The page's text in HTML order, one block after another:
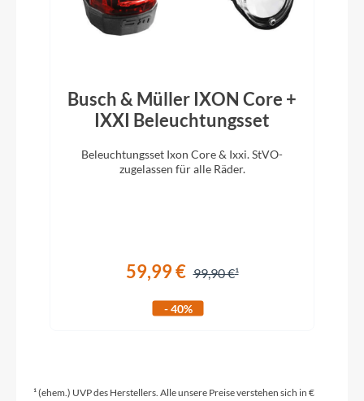
Rahmentyp
Modelljahr
2026
Hinterreifen
Griffe
Busch & Müller IXON Core +
IXXI Beleuchtungsset
Beleuchtungsset Ixon Core & Ixxi. StVO-
zugelassen für alle Räder.
59,99 € 99,90 €
- 40%
¹ (ehem.) UVP des Herstellers. Alle unsere Preise verstehen sich in €